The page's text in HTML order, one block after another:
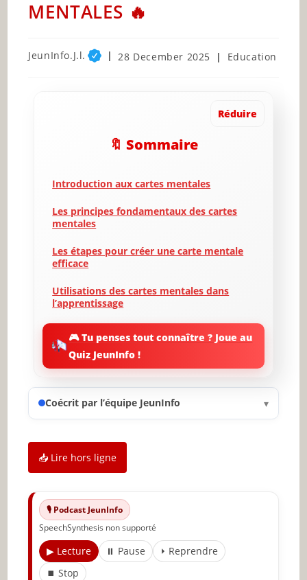
MENTALES 🔥
Post
JeunInfo.J.l.
Post
28 December 2025
Post
Education
Réduire
🔖 Sommaire
Introduction aux cartes mentales
Les principes fondamentaux des cartes
mentales
Les étapes pour créer une carte mentale
efficace
Utilisations des cartes mentales dans
l’apprentissage
création de cartes mentales
Exemples de cartes mentales réussies
Outils et logiciels pour créer des cartes
mentales
Conclusion : Adoptez les cartes mentales
pour un apprentissage efficace
✨ Nouveau sur JeunInfo ?
Articles recommandés
Partager l'amour
🎮 Tu penses tout connaître ? Joue au
Quiz JeunInfo !
Coécrit par l’équipe JeunInfo ▾
📥 Lire hors ligne
🎙️ Podcast JeunInfo
SpeechSynthesis non supporté
▶ Lecture ⏸ Pause
⏵ Reprendre
⏹ Stop